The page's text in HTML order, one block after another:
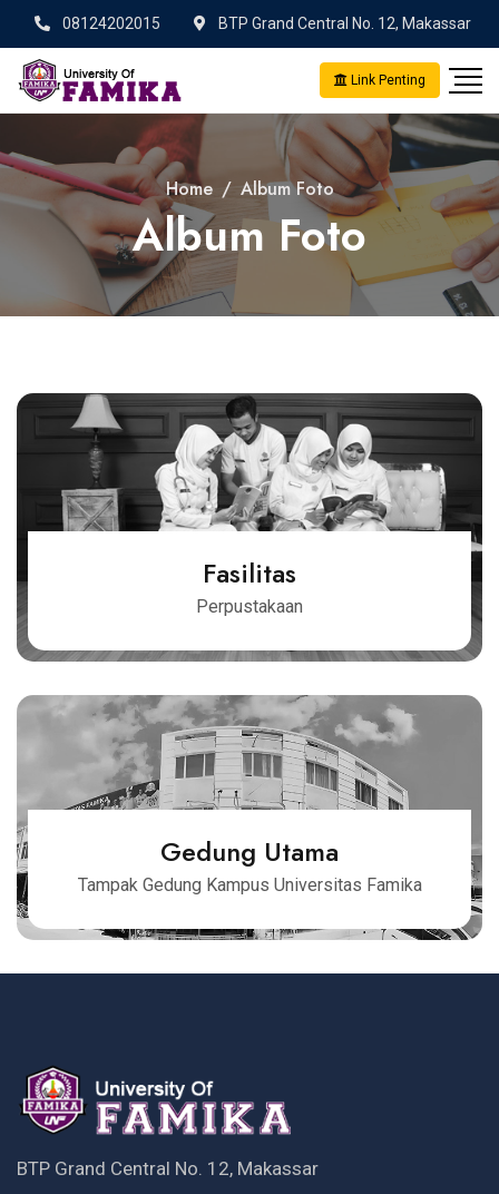
08124202015 BTP Grand Central No. 12, Makassar
Link Penting
Home Album Foto
Album Foto
Fasilitas
Perpustakaan
Gedung Utama
Tampak Gedung Kampus Universitas Famika
BTP Grand Central No. 12, Makassar